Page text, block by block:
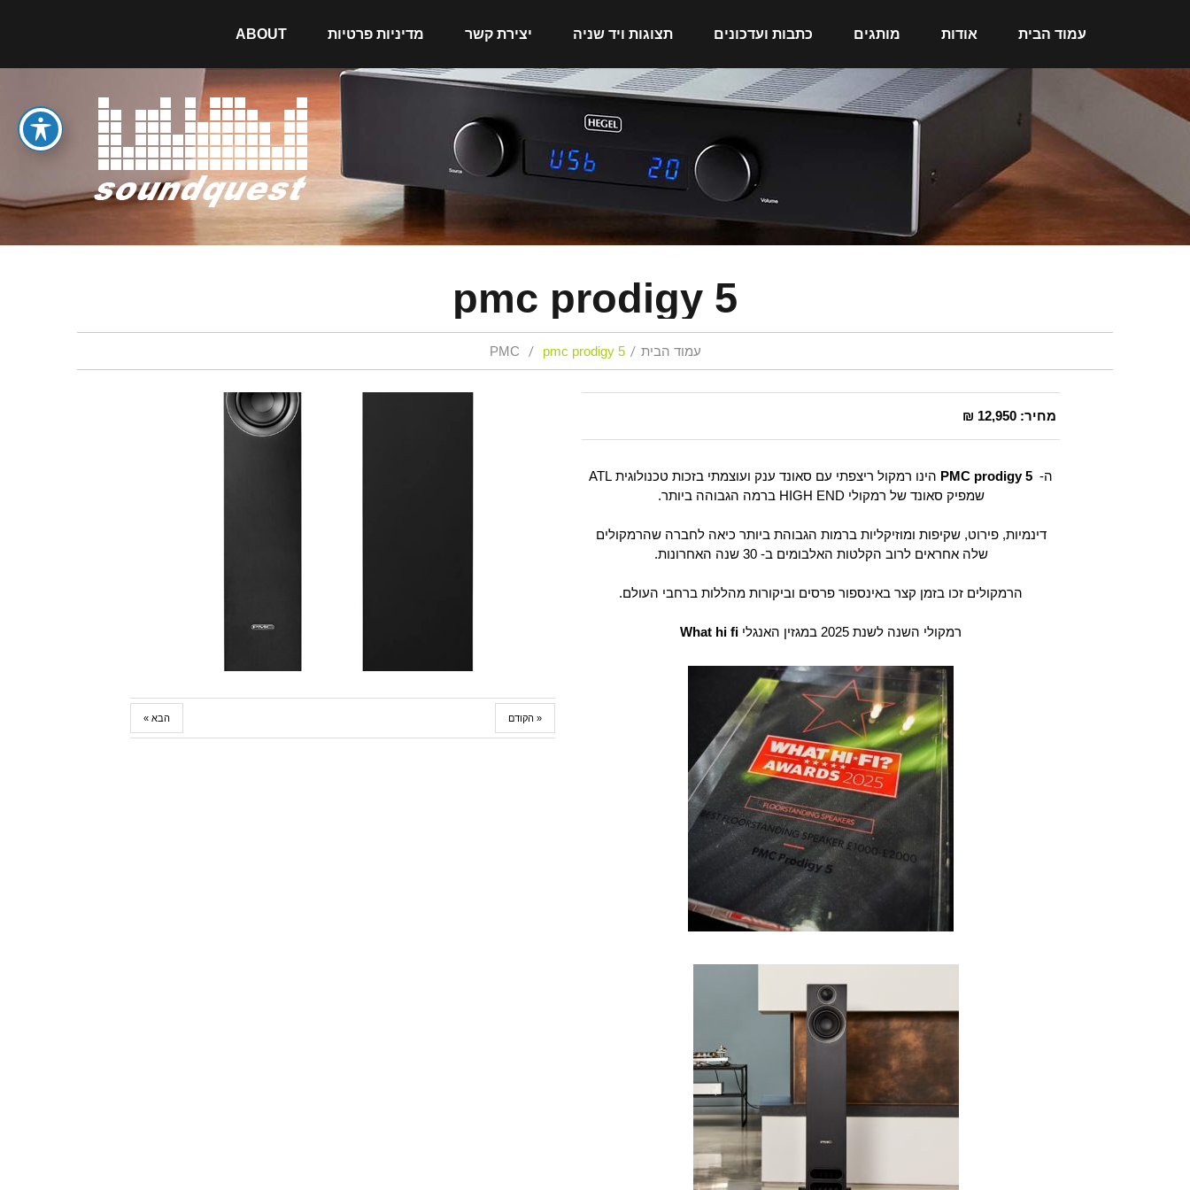
עמוד הבית אודות מותגים כתבות ועדכונים תצוגות ויד שניה יצירת קשר מדיניות פרטיות ABOUT
pmc prodigy 5
עמוד הבית PMC pmc prodigy 5
« הקודם הבא »
מחיר:12,950 ₪
ה- PMC prodigy 5
הינו רמקול ריצפתי עם סאונד ענק ועוצמתי בזכות טכנולוגית ATL
שמפיק סאונד של רמקולי HIGH END ברמה הגבוהה ביותר.
דינמיות, פירוט, שקיפות ומוזיקליות ברמות הגבוהת ביותר כיאה לחברה שהרמקולים
שלה אחראים לרוב הקלטות האלבומים ב- 30 שנה האחרונות.
הרמקולים זכו בזמן קצר באינספור פרסים וביקורות מהללות ברחבי העולם.
רמקולי השנה לשנת 2025 במגזין האנגלי What hi fi